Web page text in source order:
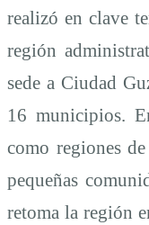
realizó en clave
región
sede a Ciudad
16 municipios.
como regiones
pequeñas
retoma la región